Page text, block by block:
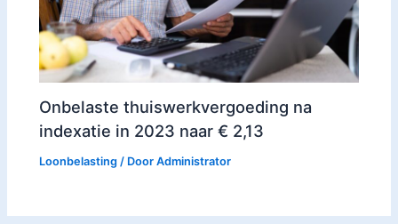
Onbelaste thuiswerkvergoeding na
indexatie in 2023 naar € 2,13
Loonbelasting / DoorAdministrator